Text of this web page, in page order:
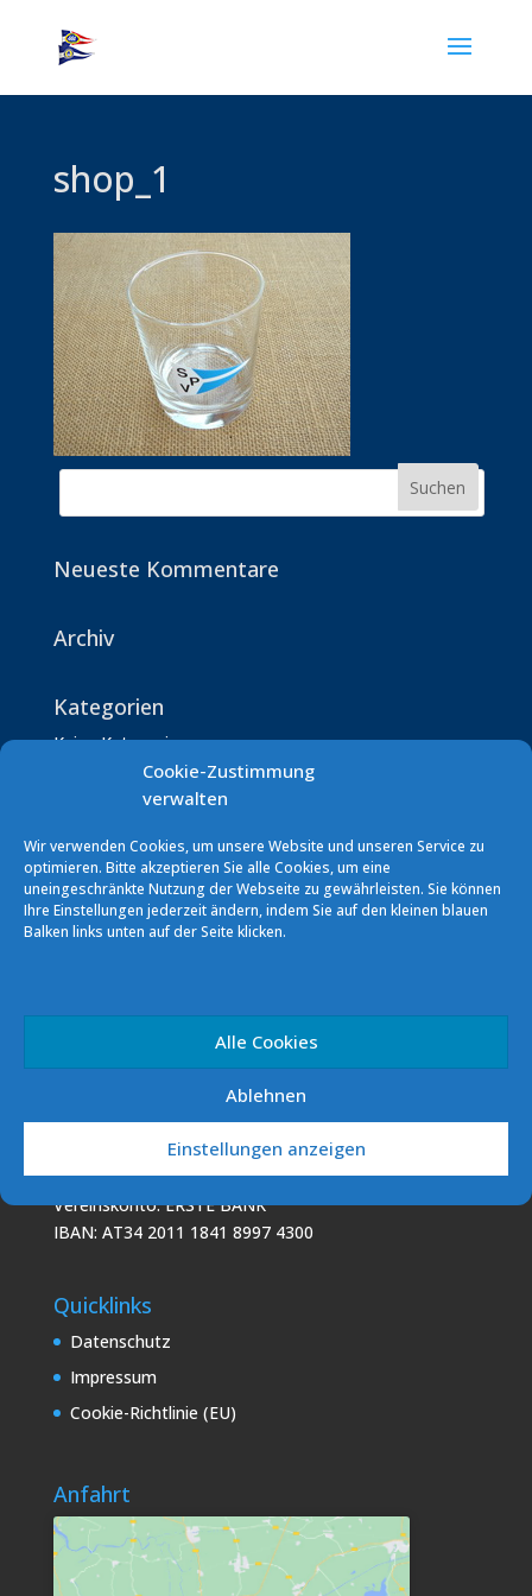
Cookie-Zustimmung
verwalten
Wir verwenden Cookies, um unsere Website und unseren Service zu
optimieren. Bitte akzeptieren Sie alle Cookies, um eine
uneingeschränkte Nutzung der Webseite zu gewährleisten. Sie können
Ihre Einstellungen jederzeit ändern, indem Sie auf den kleinen blauen
Balken links unten auf der Seite klicken.
Alle Cookies
Ablehnen
Einstellungen anzeigen
shop_1
Neueste Kommentare
Archiv
Kategorien
Keine Kategorien
Segelverein Podersdorf (SVP)
Vereinskonto: ERSTE BANK
IBAN: AT60 2011 1000 0293 5856
7141 Podersdorf/See
E-Mail: info [at] sv-podersdorf.at
Vereinskonto: ERSTE BANK
IBAN: AT34 2011 1841 8997 4300
Quicklinks
Datenschutz
Impressum
Cookie-Richtlinie (EU)
Anfahrt